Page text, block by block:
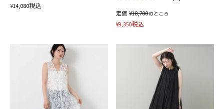
¥14,080税込
定価 ¥18,700のところ
¥9,350税込